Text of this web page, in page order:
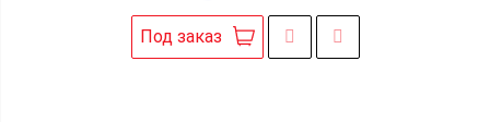
Под заказ